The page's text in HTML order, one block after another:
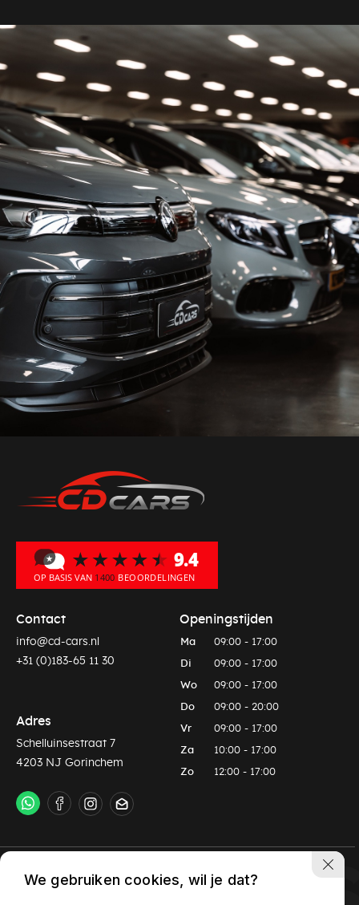
Contact
info@cd-cars.nl
+31 (0)183-65 11 30
Adres
Schelluinsestraat 7
4203 NJ Gorinchem
Openingstijden
Ma 09:00 - 17:00
Di 09:00 - 17:00
Wo 09:00 - 17:00
Do 09:00 - 20:00
Vr 09:00 - 17:00
Za 10:00 - 17:00
Zo 12:00 - 17:00
Privacy policy Algemene voorwaarden
We gebruiken cookies, wil je dat?